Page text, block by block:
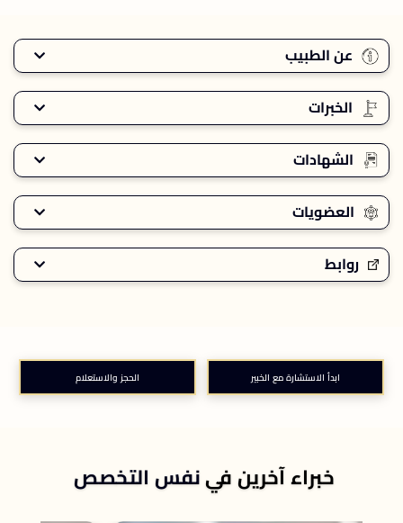
عن الطبيب
الخبرات
الشهادات
العضويات
روابط
ابدأ الاستشارة مع الخبير الحجز والاستعلام
خبراء آخرين في نفس التخصص